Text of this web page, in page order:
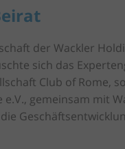
der Wackler
sich das
Club of Rome,
gemeinsam mit